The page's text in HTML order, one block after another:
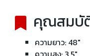
คุณสมบั
ความยาว: 48"